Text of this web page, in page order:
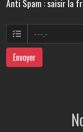
Anti Spam : saisir la
Envoyer